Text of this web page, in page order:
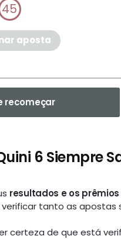
45
aposta
recomeçar
6 Siempre
resultados e os
tanto as apostas
certeza de que está